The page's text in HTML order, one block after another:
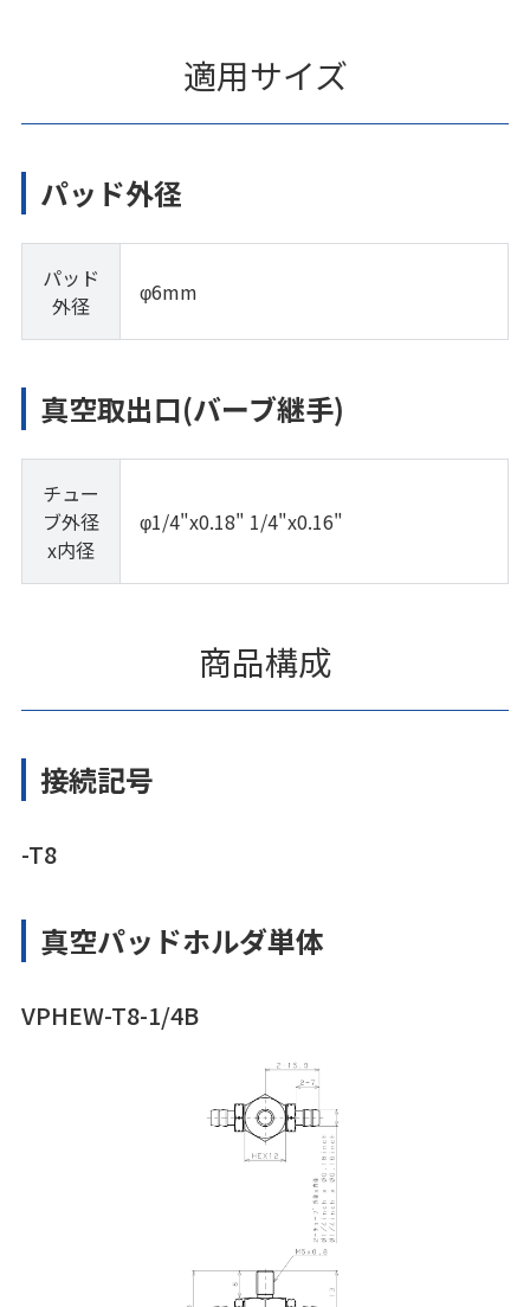
適用サイズ
パッド外径
パッド
外径
φ6mm
真空取出口(バーブ継手)
チュー
ブ外径
x内径
φ1/4"x0.18" 1/4"x0.16"
商品構成
接続記号
-T8
真空パッドホルダ単体
VPHEW-T8-1/4B